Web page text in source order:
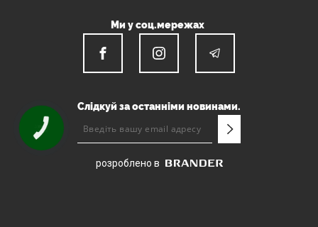
Ми у соц.мережах
Слідкуй за останніми новинами.
розроблено в
КНОПКА
ЗВ'ЯЗКУ